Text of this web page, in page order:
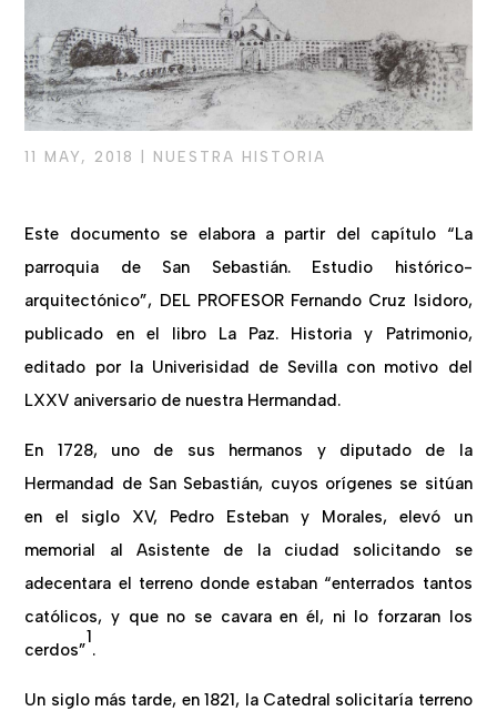
11 MAY, 2018 NUESTRA HISTORIA
Este documento se elabora a partir del capítulo “La
parroquia de San Sebastián. Estudio histórico-
arquitectónico”, DEL PROFESOR Fernando Cruz Isidoro,
publicado en el libro La Paz. Historia y Patrimonio,
editado por la Univerisidad de Sevilla con motivo del
LXXV aniversario de nuestra Hermandad.
En 1728, uno de sus hermanos y diputado de la
Hermandad de San Sebastián, cuyos orígenes se sitúan
en el siglo XV, Pedro Esteban y Morales, elevó un
memorial al Asistente de la ciudad solicitando se
adecentara el terreno donde estaban “enterrados tantos
católicos, y que no se cavara en él, ni lo forzaran los
cerdos”
1
.
Un siglo más tarde, en 1821, la Catedral solicitaría terreno